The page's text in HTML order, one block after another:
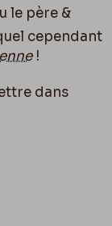
le père &
cependant
!
dans